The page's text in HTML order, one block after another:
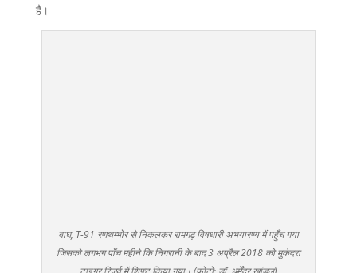
है।
बाघ, T-91 रणथम्भोर से निकलकर रामगढ़ विषधारी अभयारण्य में पहुँच गया
जिसको लगभग पाँच महीने कि निगरानी के बाद 3 अप्रैल 2018 को मुकंदरा